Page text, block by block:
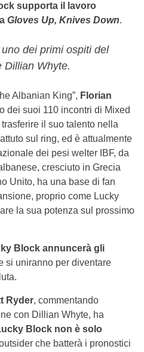
supporta il lavoro
Gloves Up, Knives Down.
dei primi ospiti del
Dillian Whyte.
Albanian King”, Florian
dei suoi 110 incontri di Mixed
il suo talento nella
sul ring, ed è attualmente
dei pesi welter IBF, da
cresciuto in Grecia
Unito, ha una base di fan
proprio come Lucky
la sua potenza sul prossimo
Block annuncerà gli
si uniranno per diventare
Ryder, commentando
con Dillian Whyte, ha
Block non è solo
che batterà i pronostici